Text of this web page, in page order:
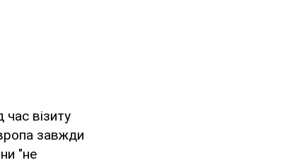
візиту
завжди
"не